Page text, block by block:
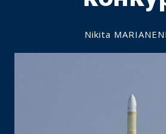
Nikita